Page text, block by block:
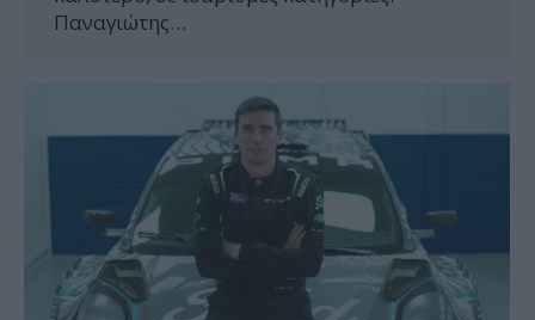
Παναγιώτης…